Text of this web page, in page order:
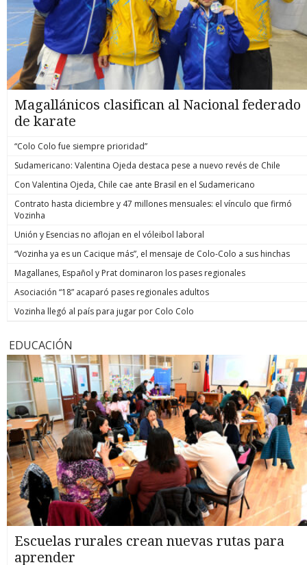
Magallánicos clasifican al Nacional federado
de karate
“Colo Colo fue siempre prioridad”
Sudamericano: Valentina Ojeda destaca pese a nuevo revés de Chile
Con Valentina Ojeda, Chile cae ante Brasil en el Sudamericano
Contrato hasta diciembre y 47 millones mensuales: el vínculo que firmó
Vozinha
Unión y Esencias no aflojan en el vóleibol laboral
“Vozinha ya es un Cacique más”, el mensaje de Colo-Colo a sus hinchas
Magallanes, Español y Prat dominaron los pases regionales
Asociación “18” acaparó pases regionales adultos
Vozinha llegó al país para jugar por Colo Colo
EDUCACIÓN
Escuelas rurales crean nuevas rutas para
aprender